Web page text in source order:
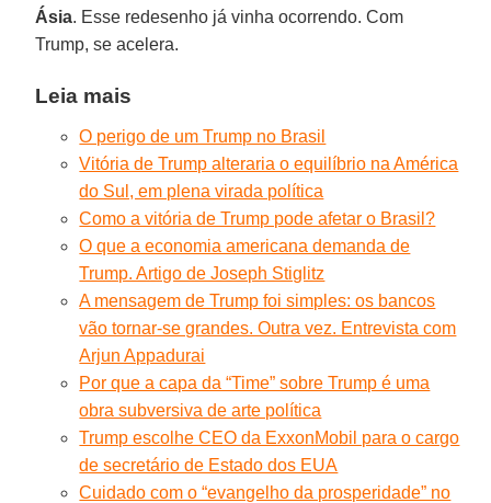
Ásia. Esse redesenho já vinha ocorrendo. Com
Trump, se acelera.
Leia mais
O perigo de um Trump no Brasil
Vitória de Trump alteraria o equilíbrio na América
do Sul, em plena virada política
Como a vitória de Trump pode afetar o Brasil?
O que a economia americana demanda de
Trump. Artigo de Joseph Stiglitz
A mensagem de Trump foi simples: os bancos
vão tornar-se grandes. Outra vez. Entrevista com
Arjun Appadurai
Por que a capa da “Time” sobre Trump é uma
obra subversiva de arte política
Trump escolhe CEO da ExxonMobil para o cargo
de secretário de Estado dos EUA
Cuidado com o “evangelho da prosperidade” no